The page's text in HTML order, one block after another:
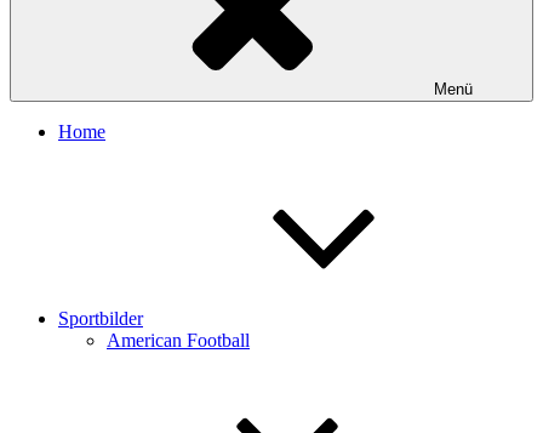
Menü
Home
Sportbilder
American Football